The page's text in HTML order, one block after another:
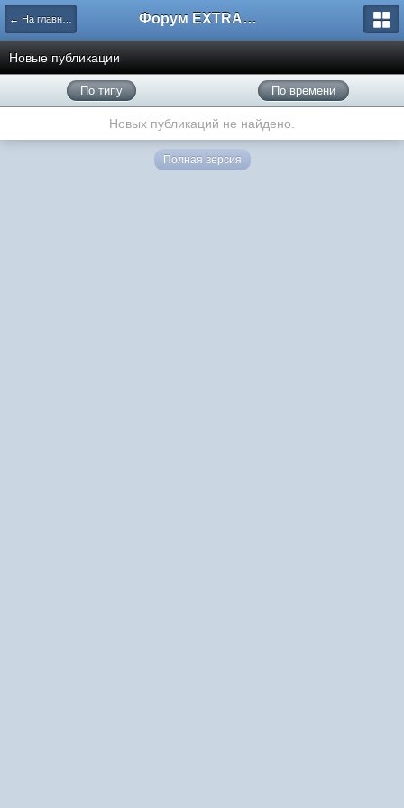
← На главную Форум EXTRACTOR.ru
Новые публикации
По типу По времени
Новых публикаций не найдено.
Полная версия